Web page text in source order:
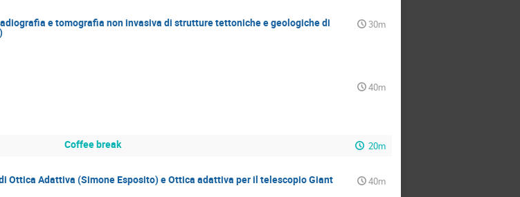
e tomografia non invasiva di strutture tettoniche e geologiche di 30m
40m
Coffee break 20m
Ottica Adattiva (Simone Esposito) e Ottica adattiva per il telescopio Giant 40m